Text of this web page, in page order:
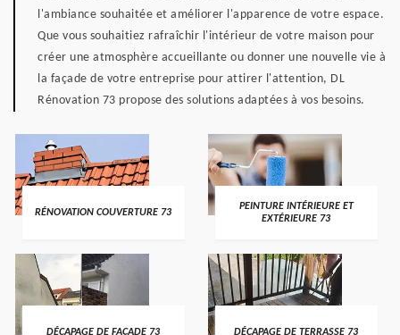
l'ambiance souhaitée et améliorer l'apparence de votre espace.
Que vous souhaitiez rafraîchir l'intérieur de votre maison pour
créer une atmosphère accueillante ou donner une nouvelle vie à
la façade de votre entreprise pour attirer l'attention, DL
Rénovation 73 propose des solutions adaptées à vos besoins.
RÉNOVATION COUVERTURE 73
PEINTURE INTÉRIEURE ET
EXTÉRIEURE 73
DÉCAPAGE DE FAÇADE 73 DÉCAPAGE DE TERRASSE 73